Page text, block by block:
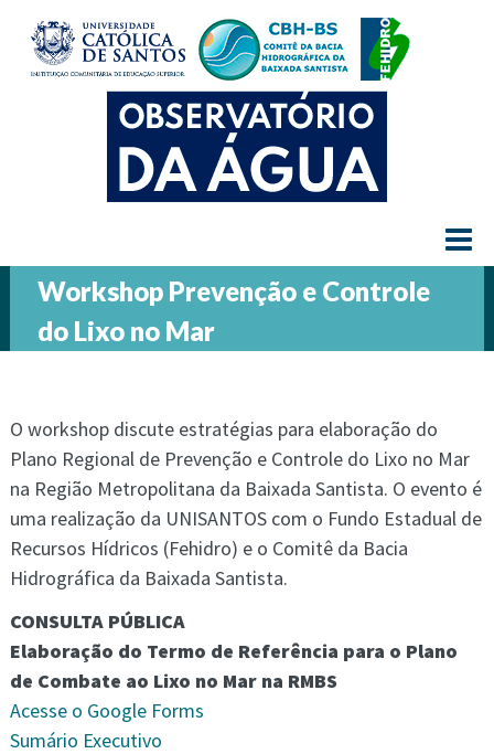
≡
Workshop Prevenção e Controle
do Lixo no Mar
O workshop discute estratégias para elaboração do
Plano Regional de Prevenção e Controle do Lixo no Mar
na Região Metropolitana da Baixada Santista. O evento é
uma realização da UNISANTOS com o Fundo Estadual de
Recursos Hídricos (Fehidro) e o Comitê da Bacia
Hidrográfica da Baixada Santista.
CONSULTA PÚBLICA
Elaboração do Termo de Referência para o Plano
de Combate ao Lixo no Mar na RMBS
Acesse o Google Forms
Sumário Executivo